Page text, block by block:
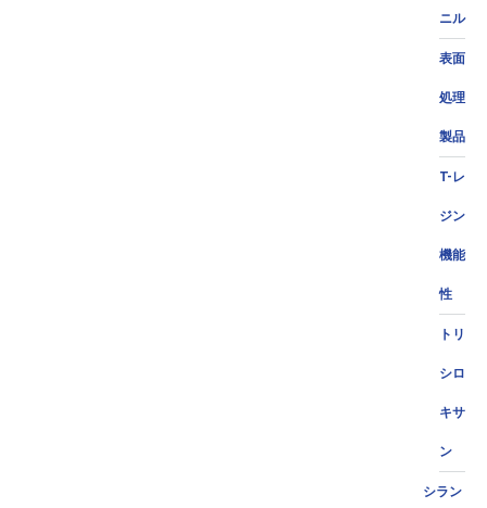
ニル
表面
処理
製品
T-レ
ジン
機能
性
トリ
シロ
キサ
ン
シラン